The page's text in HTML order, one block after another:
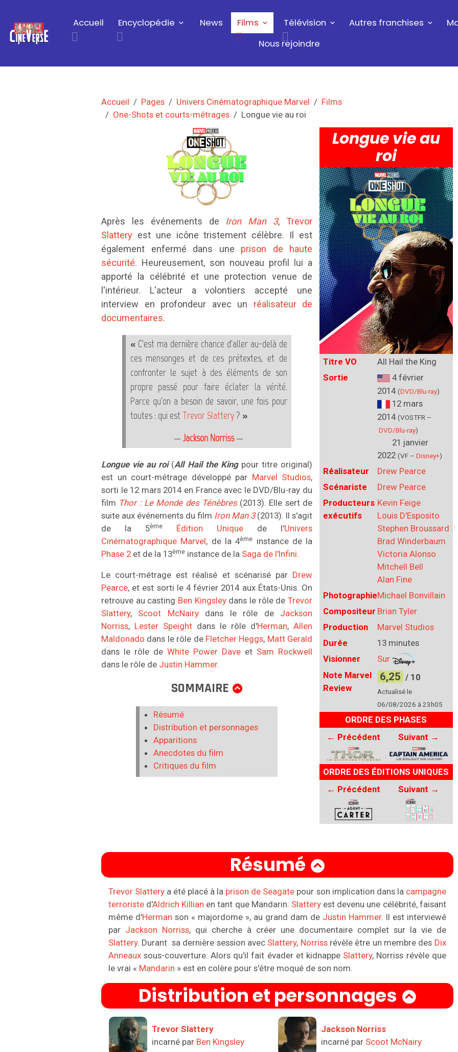
Accueil Encyclopédie News Films Télévision Autres franchises
Nous rejoindre
Accueil Pages Univers Cinématographique Marvel
Films
One-Shots et courts-métrages
Longue vie au roi
Longue vie au
roi
Titre VO
All Hail the King
Sortie
4 février
2014 (DVD/Blu-ray)
12 mars
2014 (VOSTFR –
DVD/Blu-ray)
21 janvier
2022 (VF – Disney+)
Réalisateur
Drew Pearce
Scénariste
Drew Pearce
Producteurs
exécutifs
Kevin Feige
Louis D'Esposito
Stephen Broussard
Brad Winderbaum
Victoria Alonso
Mitchell Bell
Alan Fine
PhotographieMichael Bonvillain
Compositeur Brian Tyler
Production
Marvel Studios
Durée
13 minutes
Visionner
Sur
Note Marvel
Review
6,25 / 10
Actualisé le
06/08/2026 à 23h05
ORDRE DES PHASES
← Précédent Suivant →
ORDRE DES ÉDITIONS UNIQUES
← Précédent Suivant →
Après les événements de Iron Man 3, Trevor
Slattery est une icône tristement célèbre. Il est
également enfermé dans une prison de haute
sécurité. Heureusement, son nouveau profil lui a
apporté la célébrité et une protection venue de
l'intérieur. L'acteur a volontiers accepté une
interview en profondeur avec un réalisateur de
documentaires.
« C'est ma dernière chance d'aller au-delà de
ces mensonges et de ces prétextes, et de
confronter le sujet à des éléments de son
propre passé pour faire éclater la vérité.
Parce qu'on a besoin de savoir, une fois pour
toutes : qui est Trevor Slattery? »
—Jackson Norriss—
Longue vie au roi(All Hail the Kingpour titre original)
est un court-métrage développé par Marvel Studios,
sorti le 12 mars 2014 en France avec le DVD/Blu-ray du
film Thor : Le Monde des Ténèbres(2013). Elle sert de
suite aux événements du film Iron Man 3(2013). Il s'agit
de la 5ème Édition Unique de l'Univers
Cinématographique Marvel, de la 4ème instance de la
Phase 2 et de la 13ème instance de la Saga de l'Infini.
Le court-métrage est réalisé et scénarisé par Drew
Pearce, et est sorti le 4 février 2014 aux États-Unis. On
retrouve au casting Ben Kingsleydans le rôle deTrevor
Slattery, Scoot McNairydans le rôle de Jackson
Norriss, Lester Speight dans le rôle d'Herman,Allen
Maldonado dans le rôle de Fletcher Heggs, Matt Gerald
dans le rôle deWhite Power Dave et Sam Rockwell
dans le rôle de Justin Hammer.
SOMMAIRE
Résumé
Distribution et personnages
Apparitions
Anecdotes du film
Critiques du film
Résumé
Trevor Slatterya été placé à la prison de Seagate pour son implication dans la campagne
terroristed'Aldrich Killian en tant que Mandarin. Slatteryest devenu une célébrité, faisant
même d'Herman son « majordome », au grand dam de Justin Hammer. Il est interviewé
par Jackson Norriss, qui cherche à créer une documentaire complet sur la vie de
Slattery. Durant sa dernière session avec Slattery, Norrissrévèle être un membre des Dix
Anneauxsous-couverture. Alors qu'il fait évader et kidnappe Slattery, Norriss révèle que
le vrai « Mandarin » est en colère pour s'être moqué de son nom.
Distribution et personnages
Trevor Slattery
incarné par Ben Kingsley
Jackson Norriss
incarné par Scoot McNairy